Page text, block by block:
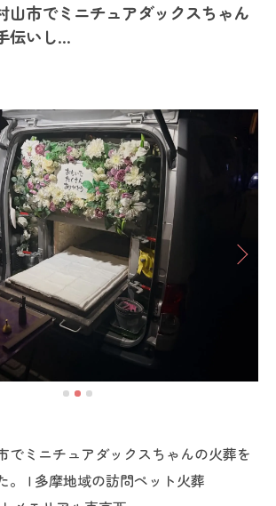
山市でミニチュアダックスちゃん
伝いし...
でミニチュアダックスちゃんの火葬を
。 | 多摩地域の訪問ペット火葬